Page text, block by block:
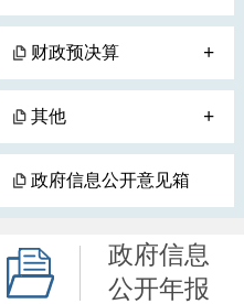
财政预决算 +
其他 +
政府信息公开意见箱
政府信息
公开年报